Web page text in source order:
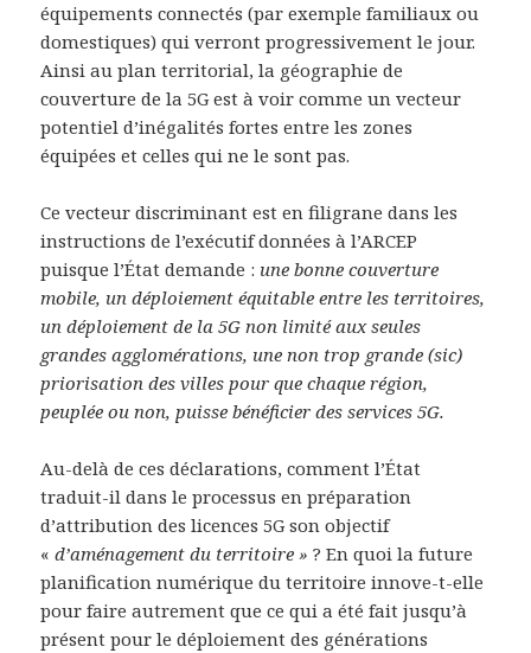
équipements connectés (par exemple familiaux ou
domestiques) qui verront progressivement le jour.
Ainsi au plan territorial, la géographie de
couverture de la 5G est à voir comme un vecteur
potentiel d’inégalités fortes entre les zones
équipées et celles qui ne le sont pas.
Ce vecteur discriminant est en filigrane dans les
instructions de l’exécutif données à l’ARCEP
puisque l’État demande : une bonne couverture
mobile, un déploiement équitable entre les territoires,
un déploiement de la 5G non limité aux seules
grandes agglomérations, une non trop grande (sic)
priorisation des villes pour que chaque région,
peuplée ou non, puisse bénéficier des services 5G.
Au-delà de ces déclarations, comment l’État
traduit-il dans le processus en préparation
d’attribution des licences 5G son objectif
«d’aménagement du territoire » ? En quoi la future
planification numérique du territoire innove-t-elle
pour faire autrement que ce qui a été fait jusqu’à
présent pour le déploiement des générations